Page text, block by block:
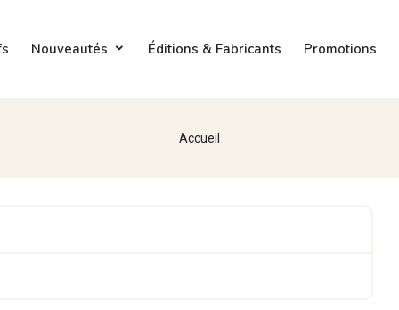
Nouveautés Éditions & Fabricants Promotions
Accueil